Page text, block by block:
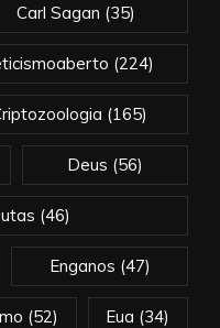
Carl Sagan (35)
(224)
(165)
Deus (56)
(46)
Enganos (47)
(52) Eua (34)